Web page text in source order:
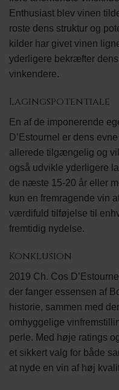
Enthusiast blev vinen
roste dens struktur og
kilder har givet vinen
yderligere bekræfter
vinkendere.
Lagingspotentiale
En af de imponerende
D’Estournel er dens
allerede tilgængelig og
også udvikle yderligere
de næste 15-20 år eller
kun en fremragende vin
værdifuld tilføjelse til
fremtidig nydelse.
Konklusion
2019 Ch. Cos
der fanger essensen af
historie, sammen med
omhyggelige
perle. Med høje ratings
et sikkert valg for både
at nyde en vin af høj